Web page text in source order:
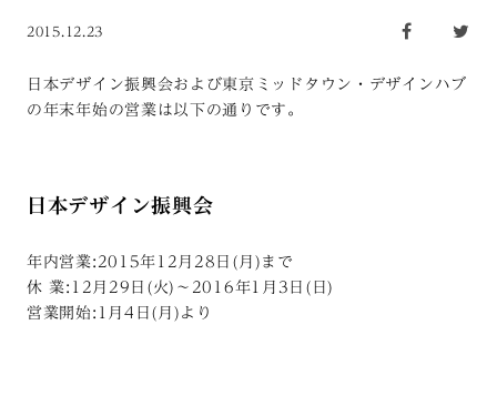
2015.12.23
日本デザイン振興会および東京ミッドタウン・デザインハブ
の年末年始の営業は以下の通りです。
日本デザイン振興会
年内営業:2015年12月28日(月)まで
休 業:12月29日(火)〜2016年1月3日(日)
営業開始:1月4日(月)より